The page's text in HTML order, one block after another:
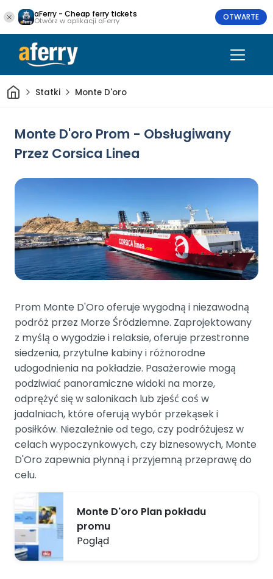
aFerry - Cheap ferry tickets
Otwórz w aplikacji aFerry OTWARTE
DomStatki Monte D'oro
Monte D'oro Prom - Obsługiwany
Przez Corsica Linea
Prom Monte D'Oro oferuje wygodną i niezawodną
podróż przez Morze Śródziemne. Zaprojektowany
z myślą o wygodzie i relaksie, oferuje przestronne
siedzenia, przytulne kabiny i różnorodne
udogodnienia na pokładzie. Pasażerowie mogą
podziwiać panoramiczne widoki na morze,
odprężyć się w salonikach lub zjeść coś w
jadalniach, które oferują wybór przekąsek i
posiłków. Niezależnie od tego, czy podróżujesz w
celach wypoczynkowych, czy biznesowych, Monte
D'Oro zapewnia płynną i przyjemną przeprawę do
celu.
Monte D'oro Plan pokładu
promu
Pogląd